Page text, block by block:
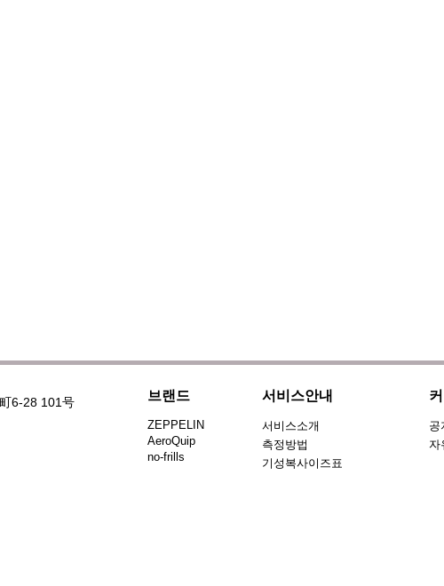
6-28 101号 브랜드
ZEPPELIN
AeroQuip
no-frills
서비스안내
서비스소개
측정방법
기성복사이즈표
공
자